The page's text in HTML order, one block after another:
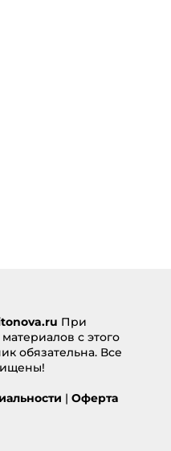
При
с этого
обязательна. Все
| Оферта